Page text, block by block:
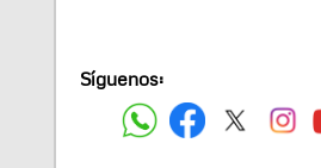
Síguenos: